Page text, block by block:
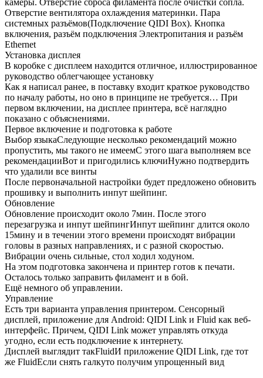
Сверху лежит краткое руководство по подготовке к
использованию на английском языке и такое же краткое
руководство пользователя на 6-ти языках(русского нет)